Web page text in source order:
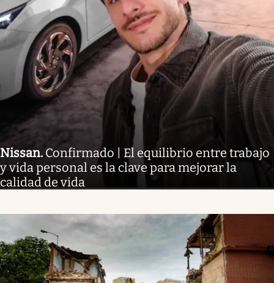
Nissan. Confirmado | El equilibrio entre trabajo
y vida personal es la clave para mejorar la
calidad de vida